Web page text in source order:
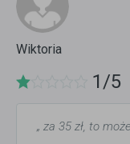
Wiktoria
1/5
„ za 35 zł, to